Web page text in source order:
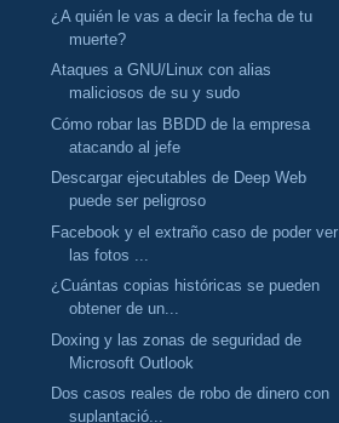
¿A quién le vas a decir la fecha de tu
muerte?
Ataques a GNU/Linux con alias
maliciosos de su y sudo
Cómo robar las BBDD de la empresa
atacando al jefe
Descargar ejecutables de Deep Web
puede ser peligroso
Facebook y el extraño caso de poder ver
las fotos ...
¿Cuántas copias históricas se pueden
obtener de un...
Doxing y las zonas de seguridad de
Microsoft Outlook
Dos casos reales de robo de dinero con
suplantació...